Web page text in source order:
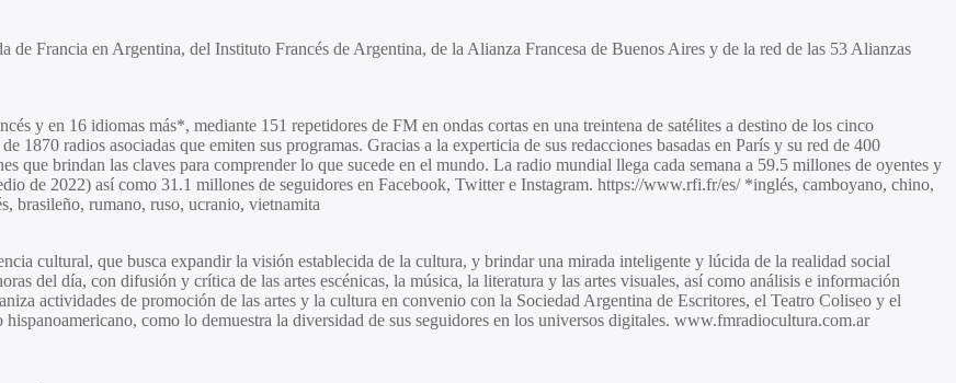
de Francia en Argentina, del Instituto Francés de Argentina, de la Alianza Francesa de Buenos Aires y de la red de las 53 Alianzas
y en 16 idiomas más*, mediante 151 repetidores de FM en ondas cortas en una treintena de satélites a destino de los cinco
1870 radios asociadas que emiten sus programas. Gracias a la experticia de sus redacciones basadas en París y su red de 400
que brindan las claves para comprender lo que sucede en el mundo. La radio mundial llega cada semana a 59.5 millones de oyentes y
de 2022) así como 31.1 millones de seguidores en Facebook, Twitter e Instagram. https://www.rfi.fr/es/ *inglés, camboyano, chino,
brasileño, rumano, ruso, ucranio, vietnamita
cultural, que busca expandir la visión establecida de la cultura, y brindar una mirada inteligente y lúcida de la realidad social
del día, con difusión y crítica de las artes escénicas, la música, la literatura y las artes visuales, así como análisis e información
actividades de promoción de las artes y la cultura en convenio con la Sociedad Argentina de Escritores, el Teatro Coliseo y el
como lo demuestra la diversidad de sus seguidores en los universos digitales. www.fmradiocultura.com.ar